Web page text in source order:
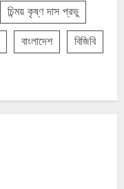
চিন্ময় কৃষ্ণ দাস প্রভু
বাংলাদেশ
বিজিবি